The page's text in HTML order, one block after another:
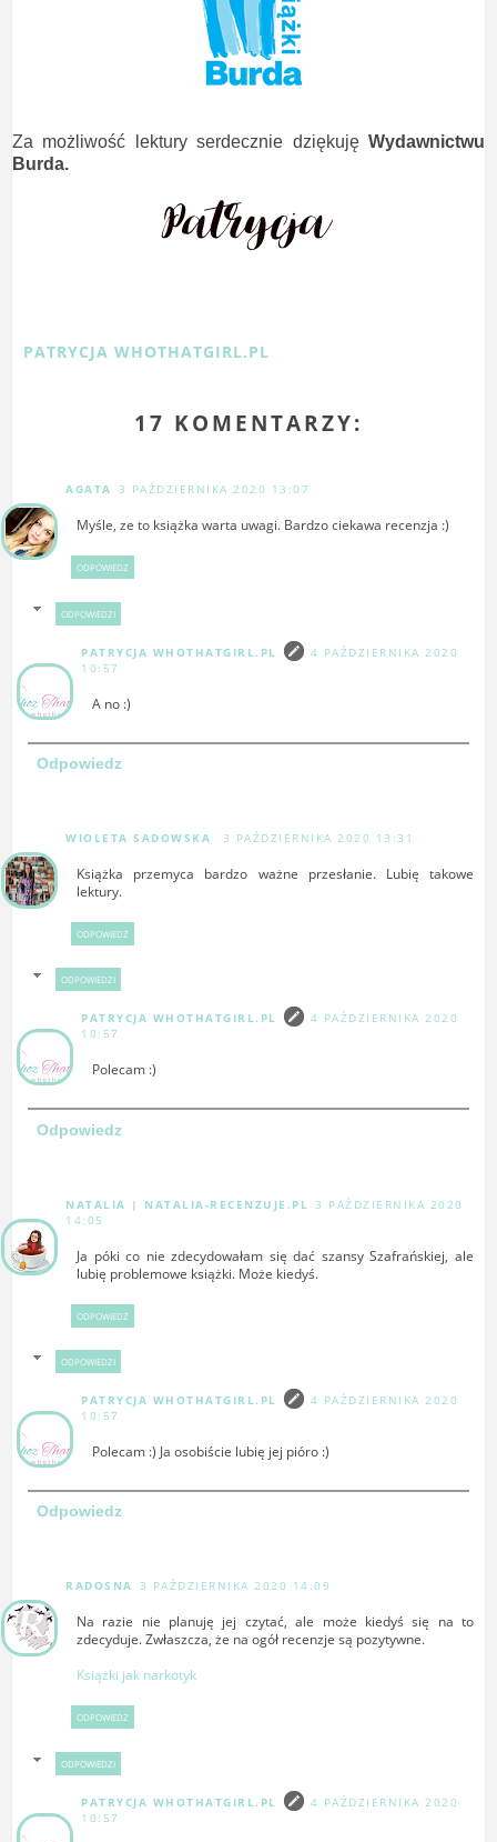
Za możliwość lektury serdecznie dziękuję Wydawnictwu
Burda.
PATRYCJA WHOTHATGIRL.PL
17 KOMENTARZY:
AGATA 3 PAŹDZIERNIKA 2020 13:07
Myśle, ze to książka warta uwagi. Bardzo ciekawa recenzja :)
ODPOWIEDZ
ODPOWIEDZI
PATRYCJA WHOTHATGIRL.PL
4 PAŹDZIERNIKA 2020
10:57
A no :)
Odpowiedz
WIOLETA SADOWSKA 3 PAŹDZIERNIKA 2020 13:31
Książka przemyca bardzo ważne przesłanie. Lubię takowe
lektury.
ODPOWIEDZ
ODPOWIEDZI
PATRYCJA WHOTHATGIRL.PL
4 PAŹDZIERNIKA 2020
10:57
Polecam :)
Odpowiedz
NATALIA | NATALIA-RECENZUJE.PL
3 PAŹDZIERNIKA 2020
14:05
Ja póki co nie zdecydowałam się dać szansy Szafrańskiej, ale
lubię problemowe książki. Może kiedyś.
ODPOWIEDZ
ODPOWIEDZI
PATRYCJA WHOTHATGIRL.PL
4 PAŹDZIERNIKA 2020
10:57
Polecam :) Ja osobiście lubię jej pióro :)
Odpowiedz
RADOSNA 3 PAŹDZIERNIKA 2020 14:09
Na razie nie planuję jej czytać, ale może kiedyś się na to
zdecyduje. Zwłaszcza, że na ogół recenzje są pozytywne.
Książki jak narkotyk
ODPOWIEDZ
ODPOWIEDZI
PATRYCJA WHOTHATGIRL.PL
4 PAŹDZIERNIKA 2020
10:57